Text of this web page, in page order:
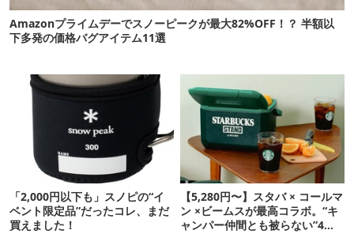
Amazonプライムデーでスノーピークが最大82%OFF！？ 半額以
下多発の価格バグアイテム11選
「2,000円以下も」スノピの“イ
ベント限定品”だったコレ、まだ
買えました！
【5,280円〜】スタバ × コールマ
ン ×ビームスが最高コラボ。“キ
ャンパー仲間とも被らない”4ア